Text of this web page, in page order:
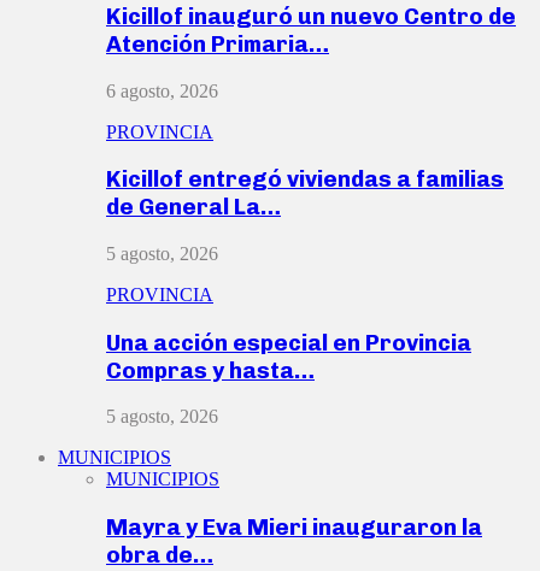
Kicillof inauguró un nuevo Centro de
Atención Primaria…
6 agosto, 2026
PROVINCIA
Kicillof entregó viviendas a familias
de General La…
5 agosto, 2026
PROVINCIA
Una acción especial en Provincia
Compras y hasta…
5 agosto, 2026
MUNICIPIOS
MUNICIPIOS
Mayra y Eva Mieri inauguraron la
obra de…